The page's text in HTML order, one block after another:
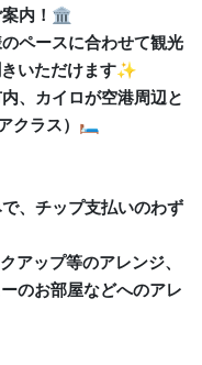
案内！🏛️
ペースに合わせて観光
いただけます✨
、カイロが空港周辺と
クラス）🛏️
、チップ支払いのわず
アップ等のアレンジ、
のお部屋などへのアレ